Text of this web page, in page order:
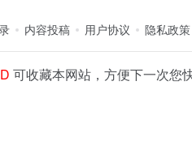
内容投稿 用户协议 隐私政策
可收藏本网站，方便下一次您